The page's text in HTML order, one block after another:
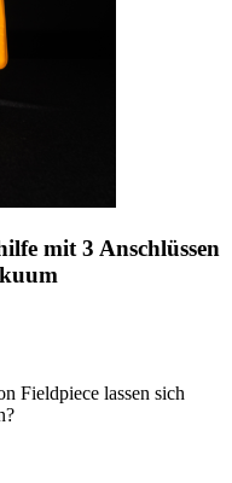
mit 3 Anschlüssen
Fieldpiece lassen sich